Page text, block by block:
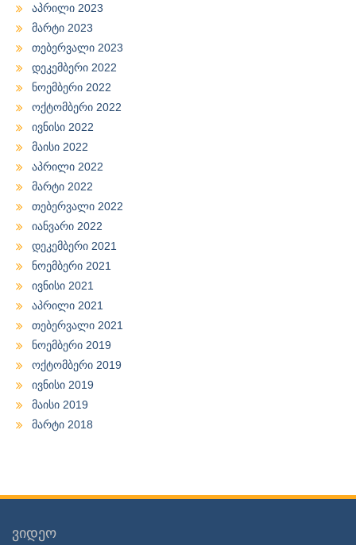
აპრილი 2023
მარტი 2023
თებერვალი 2023
დეკემბერი 2022
ნოემბერი 2022
ოქტომბერი 2022
ივნისი 2022
მაისი 2022
აპრილი 2022
მარტი 2022
თებერვალი 2022
იანვარი 2022
დეკემბერი 2021
ნოემბერი 2021
ივნისი 2021
აპრილი 2021
თებერვალი 2021
ნოემბერი 2019
ოქტომბერი 2019
ივნისი 2019
მაისი 2019
მარტი 2018
ვიდეო